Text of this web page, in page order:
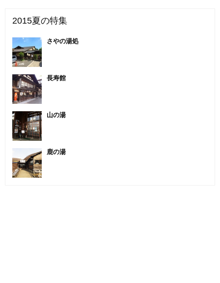
2015夏の特集
さやの湯処
長寿館
山の湯
鹿の湯